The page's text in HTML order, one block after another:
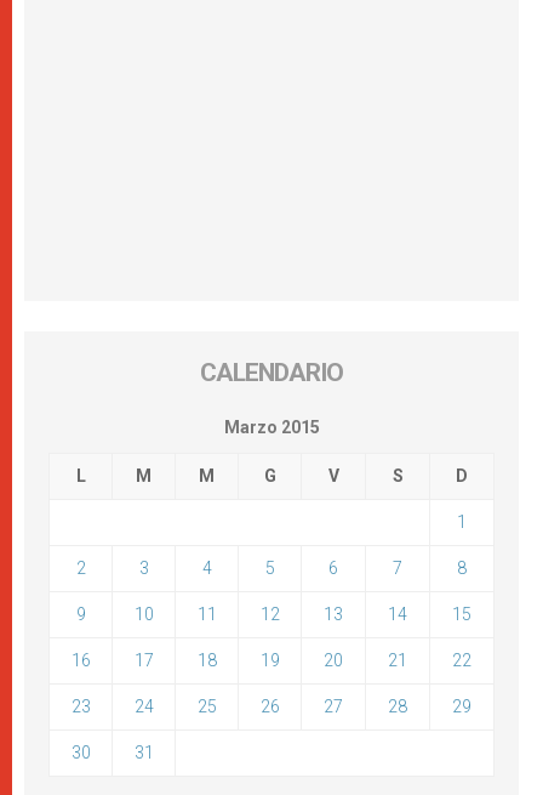
CALENDARIO
Marzo 2015
L M M G V S D
1
2 3 4 5 6 7 8
9 10 11 12 13 14 15
16 17 18 19 20 21 22
23 24 25 26 27 28 29
30 31